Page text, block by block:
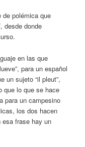
de polémica que
desde donde
en las que
para un español
un sujeto “il pleut”,
que lo que se hace
para un campesino
los dos hacen
frase hay un